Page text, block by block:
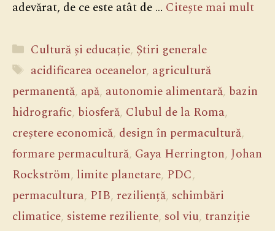
adevărat, de ce este atât de … Citește mai mult
Categorii
Cultură și educație, Știri generale
Etichete
acidificarea oceanelor, agricultură
permanentă, apă, autonomie alimentară, bazin
hidrografic, biosferă, Clubul de la Roma,
creștere economică, design în permacultură,
formare permacultură, Gaya Herrington, Johan
Rockström, limite planetare, PDC,
permacultura, PIB, reziliență, schimbări
climatice, sisteme reziliente, sol viu, tranziție